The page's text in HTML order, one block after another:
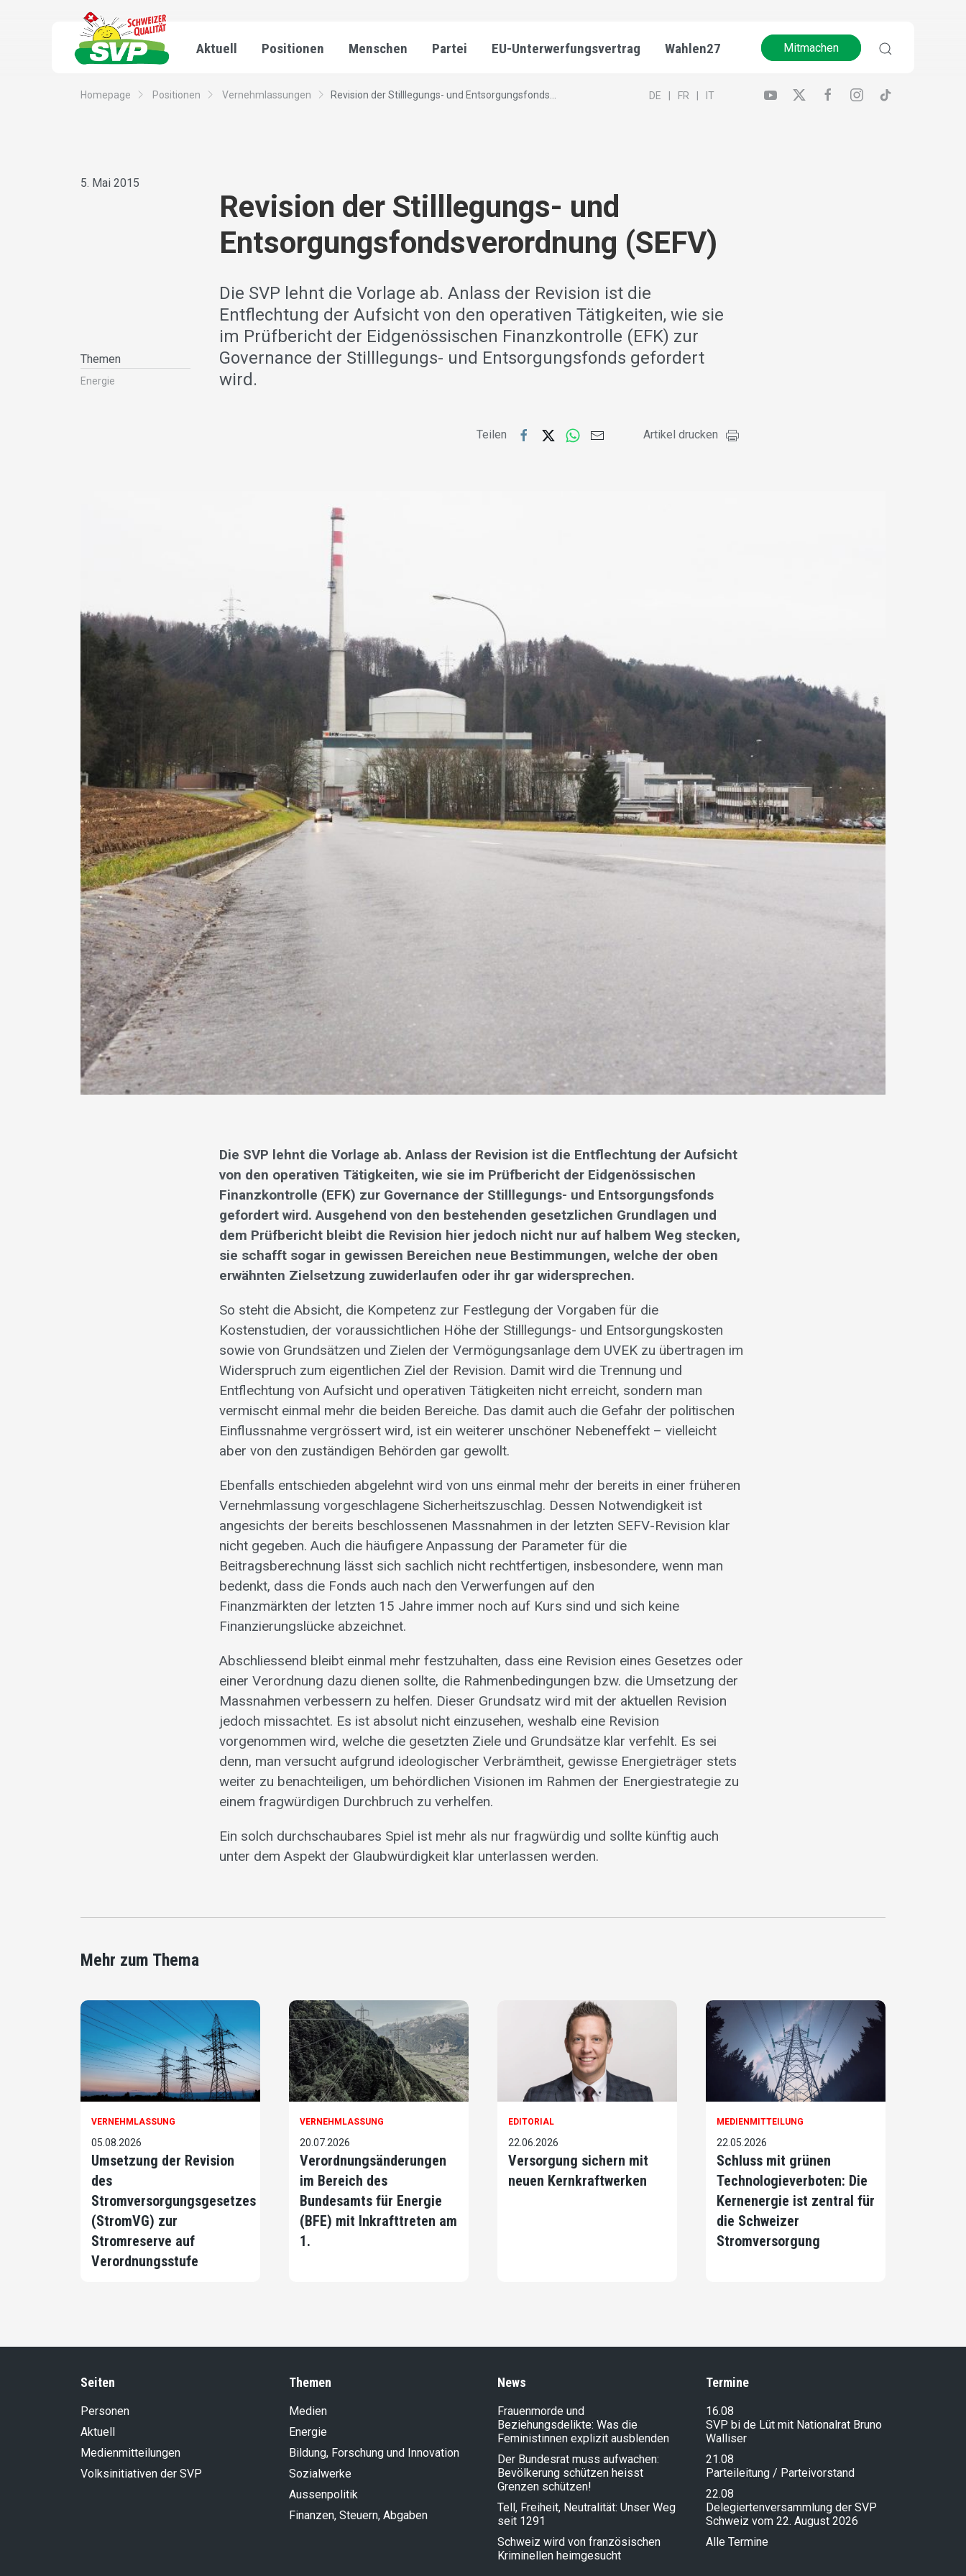
Aktuell Positionen Menschen Partei EU-Unterwerfungsvertrag Wahlen27 Mitmachen
Homepage Positionen Vernehmlassungen Revision der Stilllegungs- und Entsorgungsfonds... DE FR IT
5. Mai 2015
Themen
Energie
Revision der Stilllegungs- und
Entsorgungsfondsverordnung (SEFV)
Die SVP lehnt die Vorlage ab. Anlass der Revision ist die
Entflechtung der Aufsicht von den operativen Tätigkeiten, wie sie
im Prüfbericht der Eidgenössischen Finanzkontrolle (EFK) zur
Governance der Stilllegungs- und Entsorgungsfonds gefordert
wird.
Teilen Artikel drucken
Die SVP lehnt die Vorlage ab. Anlass der Revision ist die Entflechtung der Aufsicht
von den operativen Tätigkeiten, wie sie im Prüfbericht der Eidgenössischen
Finanzkontrolle (EFK) zur Governance der Stilllegungs- und Entsorgungsfonds
gefordert wird. Ausgehend von den bestehenden gesetzlichen Grundlagen und
dem Prüfbericht bleibt die Revision hier jedoch nicht nur auf halbem Weg stecken,
sie schafft sogar in gewissen Bereichen neue Bestimmungen, welche der oben
erwähnten Zielsetzung zuwiderlaufen oder ihr gar widersprechen.
So steht die Absicht, die Kompetenz zur Festlegung der Vorgaben für die
Kostenstudien, der voraussichtlichen Höhe der Stilllegungs- und Entsorgungskosten
sowie von Grundsätzen und Zielen der Vermögungsanlage dem UVEK zu übertragen im
Widerspruch zum eigentlichen Ziel der Revision. Damit wird die Trennung und
Entflechtung von Aufsicht und operativen Tätigkeiten nicht erreicht, sondern man
vermischt einmal mehr die beiden Bereiche. Das damit auch die Gefahr der politischen
Einflussnahme vergrössert wird, ist ein weiterer unschöner Nebeneffekt – vielleicht
aber von den zuständigen Behörden gar gewollt.
Ebenfalls entschieden abgelehnt wird von uns einmal mehr der bereits in einer früheren
Vernehmlassung vorgeschlagene Sicherheitszuschlag. Dessen Notwendigkeit ist
angesichts der bereits beschlossenen Massnahmen in der letzten SEFV-Revision klar
nicht gegeben. Auch die häufigere Anpassung der Parameter für die
Beitragsberechnung lässt sich sachlich nicht rechtfertigen, insbesondere, wenn man
bedenkt, dass die Fonds auch nach den Verwerfungen auf den
Finanzmärkten der letzten 15 Jahre immer noch auf Kurs sind und sich keine
Finanzierungslücke abzeichnet.
Abschliessend bleibt einmal mehr festzuhalten, dass eine Revision eines Gesetzes oder
einer Verordnung dazu dienen sollte, die Rahmenbedingungen bzw. die Umsetzung der
Massnahmen verbessern zu helfen. Dieser Grundsatz wird mit der aktuellen Revision
jedoch missachtet. Es ist absolut nicht einzusehen, weshalb eine Revision
vorgenommen wird, welche die gesetzten Ziele und Grundsätze klar verfehlt. Es sei
denn, man versucht aufgrund ideologischer Verbrämtheit, gewisse Energieträger stets
weiter zu benachteiligen, um behördlichen Visionen im Rahmen der Energiestrategie zu
einem fragwürdigen Durchbruch zu verhelfen.
Ein solch durchschaubares Spiel ist mehr als nur fragwürdig und sollte künftig auch
unter dem Aspekt der Glaubwürdigkeit klar unterlassen werden.
Mehr zum Thema
VERNEHMLASSUNG
05.08.2026
Umsetzung der Revision
des
Stromversorgungsgesetzes
(StromVG) zur
Stromreserve auf
Verordnungsstufe
VERNEHMLASSUNG
20.07.2026
Verordnungsänderungen
im Bereich des
Bundesamts für Energie
(BFE) mit Inkrafttreten am
1.
EDITORIAL
22.06.2026
Versorgung sichern mit
neuen Kernkraftwerken
MEDIENMITTEILUNG
22.05.2026
Schluss mit grünen
Technologieverboten: Die
Kernenergie ist zentral für
die Schweizer
Stromversorgung
Seiten
Personen
Aktuell
Medienmitteilungen
Volksinitiativen der SVP
Themen
Medien
Energie
Bildung, Forschung und Innovation
Sozialwerke
Aussenpolitik
Finanzen, Steuern, Abgaben
News
Frauenmorde und
Beziehungsdelikte: Was die
Feministinnen explizit ausblenden
Der Bundesrat muss aufwachen:
Bevölkerung schützen heisst
Grenzen schützen!
Tell, Freiheit, Neutralität: Unser Weg
seit 1291
Schweiz wird von französischen
Kriminellen heimgesucht
Termine
16.08
SVP bi de Lüt mit Nationalrat Bruno
Walliser
21.08
Parteileitung / Parteivorstand
22.08
Delegiertenversammlung der SVP
Schweiz vom 22. August 2026
Alle Termine